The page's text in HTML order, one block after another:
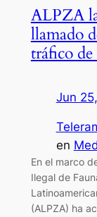
ALPZA
llamado
tráfico de
Jun
en
En el marco
Ilegal de
(ALPZA) ha